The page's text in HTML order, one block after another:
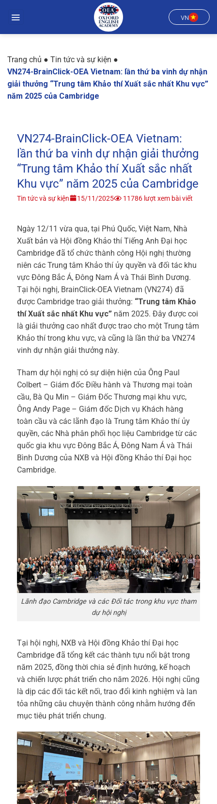
đến
VN
Trang chủ ● Tin tức và sự kiện ●
VN274-BrainClick-OEA Vietnam: lần thứ ba vinh dự nhận
giải thưởng “Trung tâm Khảo thí Xuất sắc nhất Khu vực”
năm 2025 của Cambridge
VN274-BrainClick-OEA Vietnam:
lần thứ ba vinh dự nhận giải thưởng
“Trung tâm Khảo thí Xuất sắc nhất
Khu vực” năm 2025 của Cambridge
Tin tức và sự kiện 15/11/2025 11786 lượt xem bài viết
Ngày 12/11 vừa qua, tại Phú Quốc, Việt Nam, Nhà
Xuất bản và Hội đồng Khảo thí Tiếng Anh Đại học
Cambridge đã tổ chức thành công Hội nghị thường
niên các Trung tâm Khảo thí ủy quyền và đối tác khu
vực Đông Bắc Á, Đông Nam Á và Thái Bình Dương.
Tại hội nghị, BrainClick-OEA Vietnam (VN274) đã
được Cambridge trao giải thưởng: “Trung tâm Khảo
thí Xuất sắc nhất Khu vực” năm 2025. Đây được coi
là giải thưởng cao nhất được trao cho một Trung tâm
Khảo thí trong khu vực, và cũng là lần thứ ba VN274
vinh dự nhận giải thưởng này.
Tham dự hội nghị có sự diện hiện của Ông Paul
Colbert – Giám đốc Điều hành và Thương mại toàn
cầu, Bà Qu Min – Giám Đốc Thương mại khu vực,
Ông Andy Page – Giám đốc Dịch vụ Khách hàng
toàn cầu và các lãnh đạo là Trung tâm Khảo thí ủy
quyền, các Nhà phân phối học liệu Cambridge từ các
quốc gia khu vực Đông Bắc Á, Đông Nam Á và Thái
Bình Dương của NXB và Hội đồng Khảo thí Đại học
Cambridge.
Lãnh đạo Cambridge và các Đối tác trong khu vực tham
dự hội nghị
Tại hội nghị, NXB và Hội đồng Khảo thí Đại học
Cambridge đã tổng kết các thành tựu nổi bật trong
năm 2025, đồng thời chia sẻ định hướng, kế hoạch
và chiến lược phát triển cho năm 2026. Hội nghị cũng
là dịp các đối tác kết nối, trao đổi kinh nghiệm và lan
tỏa những câu chuyện thành công nhằm hướng đến
mục tiêu phát triển chung.